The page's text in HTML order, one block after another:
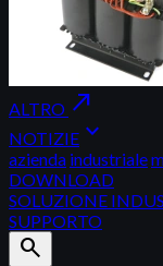
ALTRO north_east
NOTIZIE expand_more
azienda industriale
DOWNLOAD
SOLUZIONE
SUPPORTO
search